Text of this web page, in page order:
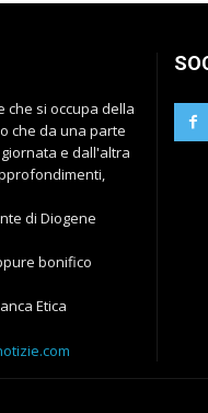
si occupa della
che da una parte
e dall'altra
di Diogene
bonifico
Etica